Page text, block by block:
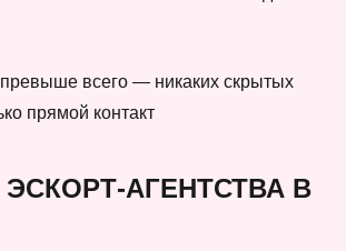
превыше всего — никаких скрытых
прямой контакт
АГЕНТСТВА В